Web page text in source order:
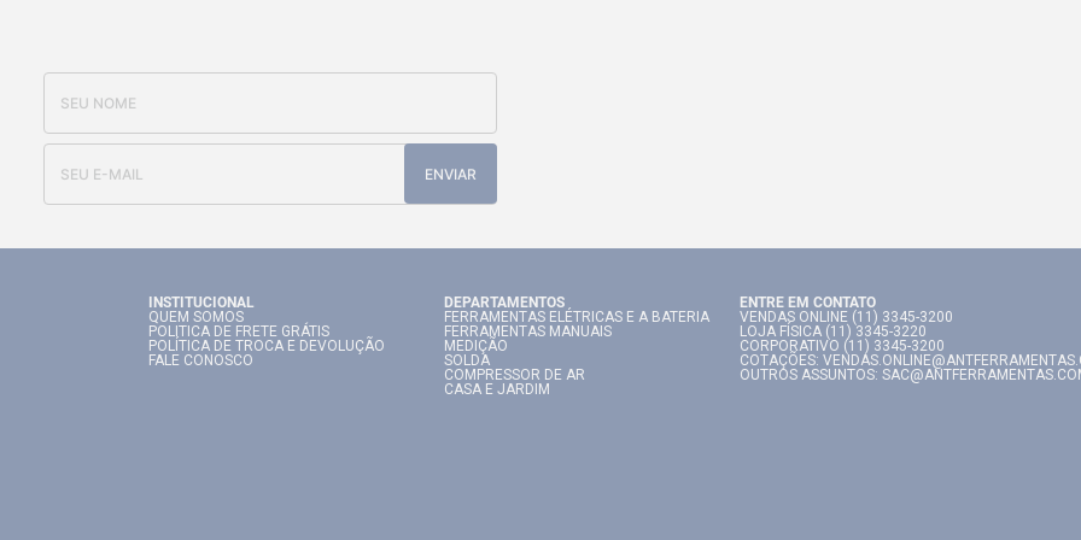
ENVIAR
INSTITUCIONAL
QUEM SOMOS
POLITICA DE FRETE GRÁTIS
POLÍTICA DE TROCA E DEVOLUÇÃO
FALE CONOSCO
DEPARTAMENTOS
FERRAMENTAS ELÉTRICAS E A BATERIA
FERRAMENTAS MANUAIS
MEDIÇÃO
SOLDA
COMPRESSOR DE AR
CASA E JARDIM
ENTRE EM CONTATO
VENDAS ONLINE (11) 3345-3200
LOJA FÍSICA (11) 3345-3220
CORPORATIVO (11) 3345-3200
COTAÇÕES:
OUTROS ASSUNTOS: